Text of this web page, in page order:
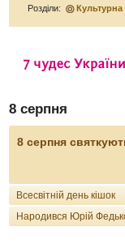
Розділи: Культурна
8 серпня
8 серпня
Всесвітній день кішок
Народився Юрій